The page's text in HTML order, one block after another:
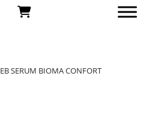
EB SERUM BIOMA CONFORT